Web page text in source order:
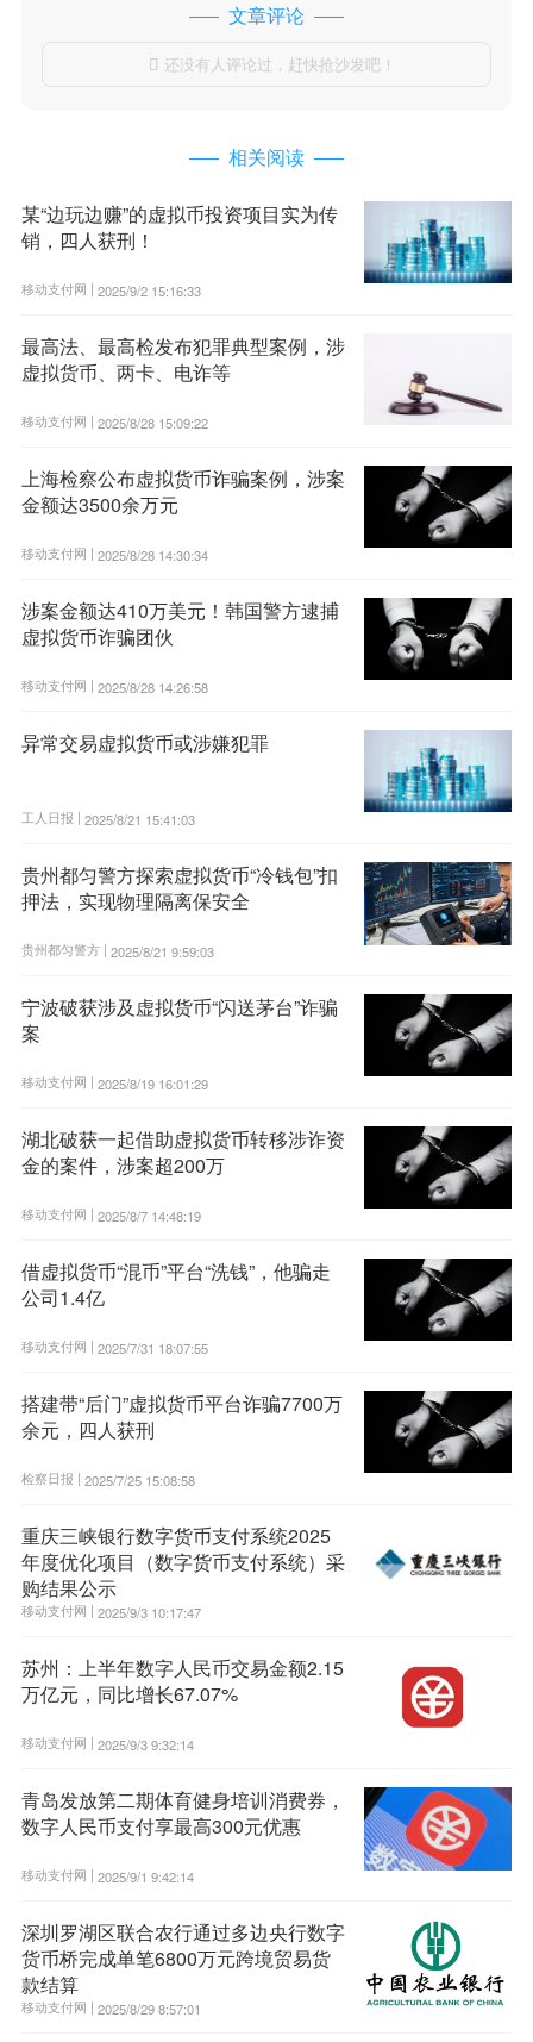
文章评论
 还没有人评论过，赶快抢沙发吧！
相关阅读
某“边玩边赚”的虚拟币投资项目实为传
销，四人获刑！
移动支付网 | 2025/9/2 15:16:33
最高法、最高检发布犯罪典型案例，涉
虚拟货币、两卡、电诈等
移动支付网 | 2025/8/28 15:09:22
上海检察公布虚拟货币诈骗案例，涉案
金额达3500余万元
移动支付网 | 2025/8/28 14:30:34
涉案金额达410万美元！韩国警方逮捕
虚拟货币诈骗团伙
移动支付网 | 2025/8/28 14:26:58
异常交易虚拟货币或涉嫌犯罪
工人日报 | 2025/8/21 15:41:03
贵州都匀警方探索虚拟货币“冷钱包”扣
押法，实现物理隔离保安全
贵州都匀警方 | 2025/8/21 9:59:03
宁波破获涉及虚拟货币“闪送茅台”诈骗
案
移动支付网 | 2025/8/19 16:01:29
湖北破获一起借助虚拟货币转移涉诈资
金的案件，涉案超200万
移动支付网 | 2025/8/7 14:48:19
借虚拟货币“混币”平台“洗钱”，他骗走
公司1.4亿
移动支付网 | 2025/7/31 18:07:55
搭建带“后门”虚拟货币平台诈骗7700万
余元，四人获刑
检察日报 | 2025/7/25 15:08:58
重庆三峡银行数字货币支付系统2025
年度优化项目（数字货币支付系统）采
购结果公示
移动支付网 | 2025/9/3 10:17:47
苏州：上半年数字人民币交易金额2.15
万亿元，同比增长67.07%
移动支付网 | 2025/9/3 9:32:14
青岛发放第二期体育健身培训消费券，
数字人民币支付享最高300元优惠
移动支付网 | 2025/9/1 9:42:14
深圳罗湖区联合农行通过多边央行数字
货币桥完成单笔6800万元跨境贸易货
款结算
移动支付网 | 2025/8/29 8:57:01